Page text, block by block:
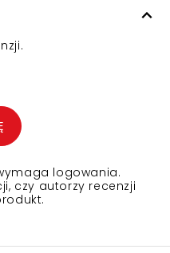
logowania.
czy autorzy recenzji